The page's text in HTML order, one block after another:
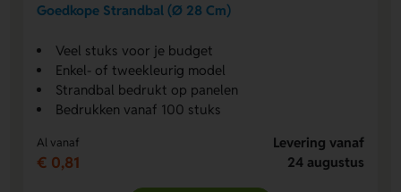
Goedkope Strandbal (Ø 28 Cm)
Veel stuks voor je budget
Enkel- of tweekleurig model
Strandbal bedrukt op panelen
Bedrukken vanaf 100 stuks
Al vanaf
€ 0,81
Levering vanaf
24 augustus